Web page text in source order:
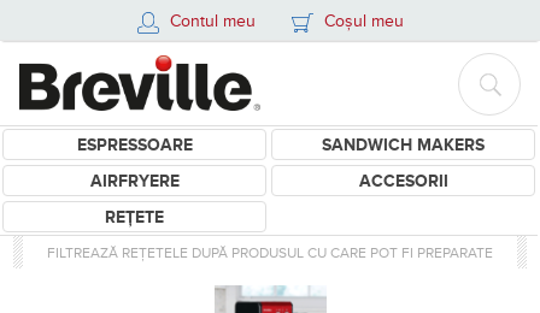
Contul meu Coșul meu
ESPRESSOARE
SANDWICH MAKERS
AIRFRYERE
ACCESORII
REȚETE
FILTREAZĂ REȚETELE DUPĂ PRODUSUL CU CARE POT FI PREPARATE